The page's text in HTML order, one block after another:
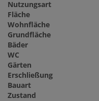
Nutzungsart
Fläche
Wohnfläche
Grundfläche
Bäder
WC
Gärten
Erschließung
Bauart
Zustand